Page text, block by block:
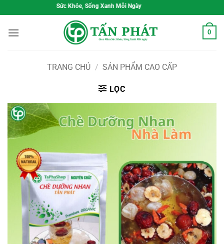
qua
nội
Khỏe, Sống Xanh Mỗi Ngày
0
TRANG CHỦ / SẢN PHẨM CAO CẤP
LỌC